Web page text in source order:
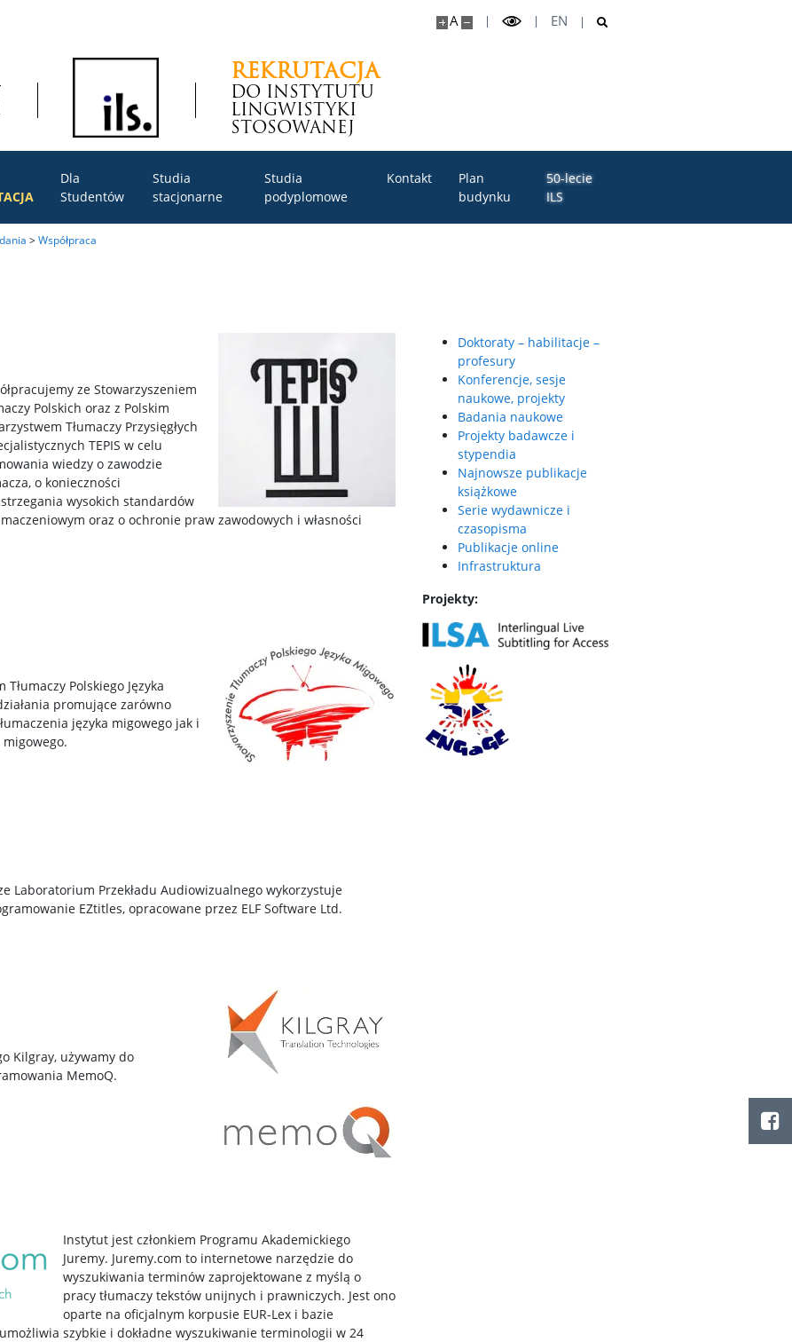
A EN
REKRUTACJA
DO INSTYTUTU
LINGWISTYKI
STOSOWANEJ
Dla
Studentów
Studia
stacjonarne
Studia
podyplomowe
Kontakt
Plan
budynku
50-lecie
ILS
>Współpraca
ze Stowarzyszeniem
Polskich oraz z Polskim
Tłumaczy Przysięgłych
TEPIS w celu
wiedzy o zawodzie
o konieczności
wysokich standardów
oraz o ochronie praw zawodowych i własności
Polskiego Języka
promujące zarówno
języka migowego jak i
Laboratorium Przekładu Audiowizualnego wykorzystuje
EZtitles, opracowane przez ELF Software Ltd.
Kilgray, używamy do
MemoQ.
Instytut jest członkiem Programu Akademickiego
Juremy. Juremy.com to internetowe narzędzie do
wyszukiwania terminów zaprojektowane z myślą o
pracy tłumaczy tekstów unijnych i prawniczych. Jest ono
oparte na oficjalnym korpusie EUR-Lex i bazie
szybkie i dokładne wyszukiwanie terminologii w 24
Doktoraty – habilitacje –
profesury
Konferencje, sesje
naukowe, projekty
Badania naukowe
Projekty badawcze i
stypendia
Najnowsze publikacje
książkowe
Serie wydawnicze i
czasopisma
Publikacje online
Infrastruktura
Projekty: